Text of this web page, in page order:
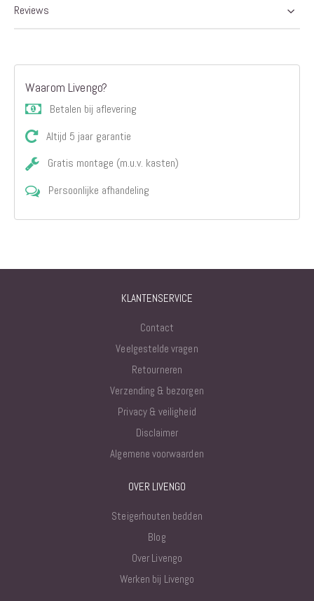
Reviews
Waarom Livengo?
Betalen bij aflevering
Altijd 5 jaar garantie
Gratis montage (m.u.v. kasten)
Persoonlijke afhandeling
KLANTENSERVICE
Contact
Veelgestelde vragen
Retourneren
Verzending & bezorgen
Privacy & veiligheid
Disclaimer
Algemene voorwaarden
OVER LIVENGO
Steigerhouten bedden
Blog
Over Livengo
Werken bij Livengo